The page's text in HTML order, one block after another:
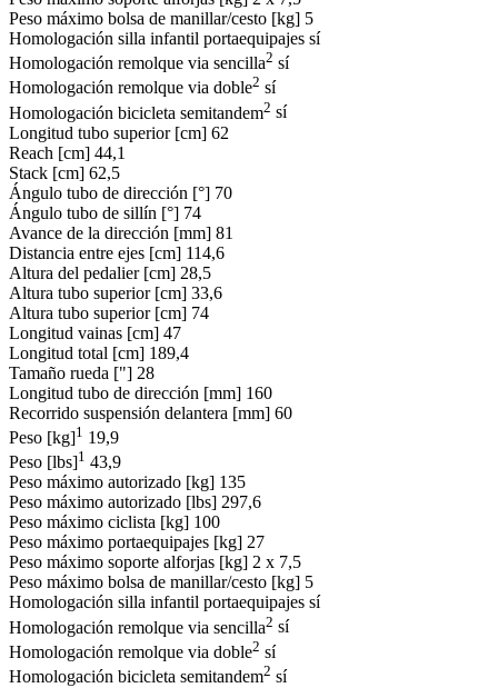
Peso máximo bolsa de manillar/cesto [kg] 5
Homologación silla infantil portaequipajes sí
Homologación remolque via sencilla2 sí
Homologación remolque via doble2 sí
Homologación bicicleta semitandem2 sí
Longitud tubo superior [cm] 62
Reach [cm] 44,1
Stack [cm] 62,5
Ángulo tubo de dirección [°] 70
Ángulo tubo de sillín [°] 74
Avance de la dirección [mm] 81
Distancia entre ejes [cm] 114,6
Altura del pedalier [cm] 28,5
Altura tubo superior [cm] 33,6
Altura tubo superior [cm] 74
Longitud vainas [cm] 47
Longitud total [cm] 189,4
Tamaño rueda ["] 28
Longitud tubo de dirección [mm] 160
Recorrido suspensión delantera [mm] 60
Peso [kg]1 19,9
Peso [lbs]1 43,9
Peso máximo autorizado [kg] 135
Peso máximo autorizado [lbs] 297,6
Peso máximo ciclista [kg] 100
Peso máximo portaequipajes [kg] 27
Peso máximo soporte alforjas [kg] 2 x 7,5
Peso máximo bolsa de manillar/cesto [kg] 5
Homologación silla infantil portaequipajes sí
Homologación remolque via sencilla2 sí
Homologación remolque via doble2 sí
Homologación bicicleta semitandem2 sí